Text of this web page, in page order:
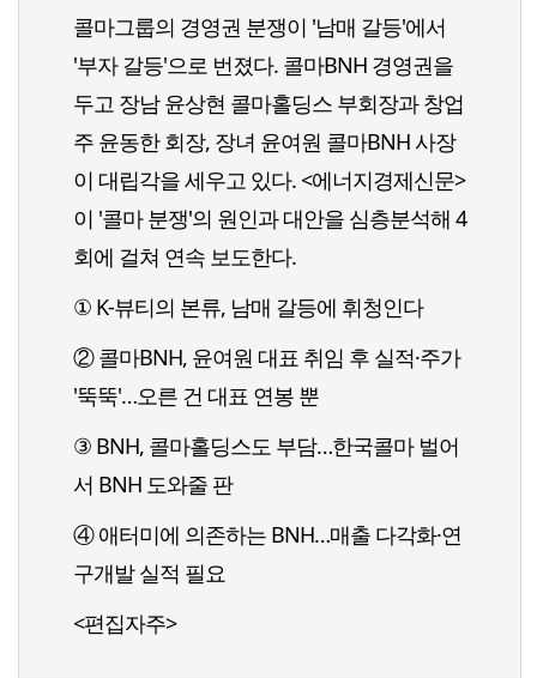
콜마그룹의 경영권 분쟁이 '남매 갈등'에서
'부자 갈등'으로 번졌다. 콜마BNH 경영권을
두고 장남 윤상현 콜마홀딩스 부회장과 창업
주 윤동한 회장, 장녀 윤여원 콜마BNH 사장
이 대립각을 세우고 있다. <에너지경제신문>
이 '콜마 분쟁'의 원인과 대안을 심층분석해 4
회에 걸쳐 연속 보도한다.
① K-뷰티의 본류, 남매 갈등에 휘청인다
② 콜마BNH, 윤여원 대표 취임 후 실적·주가
'뚝뚝'…오른 건 대표 연봉 뿐
③ BNH, 콜마홀딩스도 부담…한국콜마 벌어
서 BNH 도와줄 판
④ 애터미에 의존하는 BNH…매출 다각화·연
구개발 실적 필요
<편집자주>